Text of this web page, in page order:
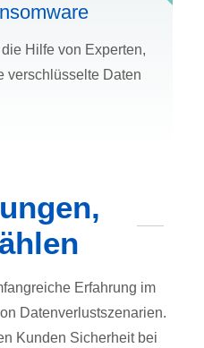
Hilfe von Experten,
verschlüsselte Daten
Erfahrung im
Datenverlustszenarien.
Kunden Sicherheit bei